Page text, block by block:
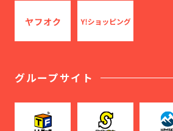
グループサイト